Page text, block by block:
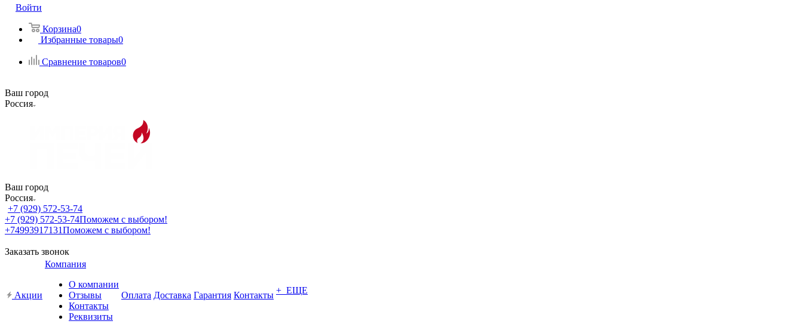
Войти
Корзина0
Избранные товары0
Сравнение товаров0
Ваш город
Россия
Ваш город
Россия
+7 (929) 572-53-74
+7 (929) 572-53-74Поможем с выбором!
+74993917131Поможем с выбором!
Заказать звонок
Акции
Компания
О компании
Отзывы
Контакты
Реквизиты
Оплата Доставка Гарантия Контакты + ЕЩЕ